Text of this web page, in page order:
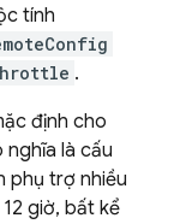
tính
.
định cho
nghĩa là cấu
phụ trợ nhiều
giờ, bất kể